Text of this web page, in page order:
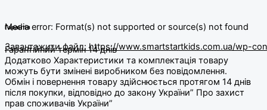
Media error: Format(s) not supported or source(s) not found
Завантажити файл: https://www.smartstartkids.com.ua/wp-
00:00
Гарантія
Гарантійний термін 14 днів
Додатково Характеристики та комплектація товару
можуть бути змінені виробником без повідомлення.
Обмін і повернення товару здійснюється протягом 14 днів
після покупки, відповідно до закону України” Про захист
прав споживачів України”